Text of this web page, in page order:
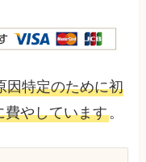
因特定のために初
費やしています。